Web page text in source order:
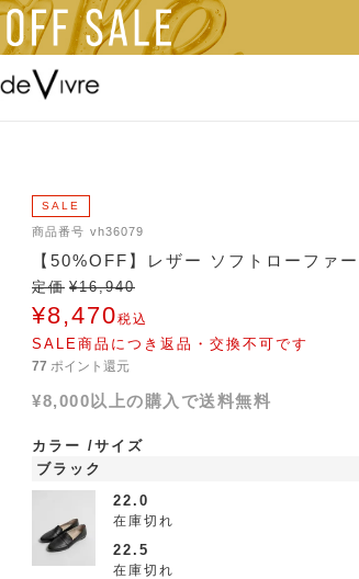
SALE
商品番号 vh36079
【50%OFF】レザー ソフトローファー
定価 ¥16,940
¥8,470税込
SALE商品につき返品・交換不可です
77 ポイント還元
¥8,000以上の購入で送料無料
カラー
サイズ
ブラック
22.0
在庫切れ
22.5
在庫切れ